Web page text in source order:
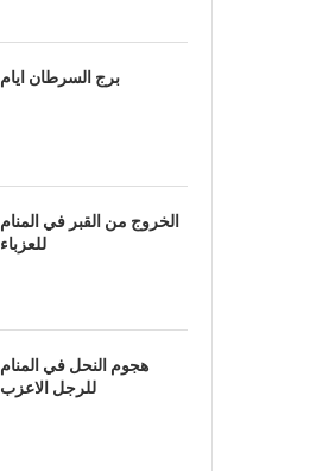
برج السرطان ايام
الخروج من القبر في المنام
للعزباء
هجوم النحل في المنام
للرجل الاعزب